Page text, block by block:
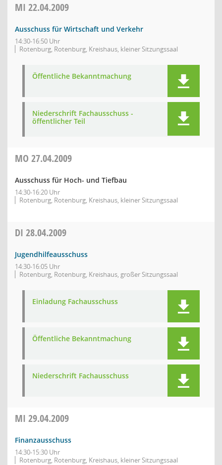
MI 22.04.2009
Ausschuss für Wirtschaft und Verkehr
14:30-16:50 Uhr
Rotenburg, Rotenburg, Kreishaus, kleiner Sitzungssaal
Öffentliche Bekanntmachung
Niederschrift Fachausschuss -
öffentlicher Teil
MO 27.04.2009
Ausschuss für Hoch- und Tiefbau
14:30-16:20 Uhr
Rotenburg, Rotenburg, Kreishaus, kleiner Sitzungssaal
DI 28.04.2009
Jugendhilfeausschuss
14:30-16:05 Uhr
Rotenburg, Rotenburg, Kreishaus, großer Sitzungssaal
Einladung Fachausschuss
Öffentliche Bekanntmachung
Niederschrift Fachausschuss
MI 29.04.2009
Finanzausschuss
14:30-15:30 Uhr
Rotenburg, Rotenburg, Kreishaus, kleiner Sitzungssaal